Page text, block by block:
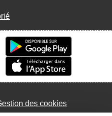
des cookies